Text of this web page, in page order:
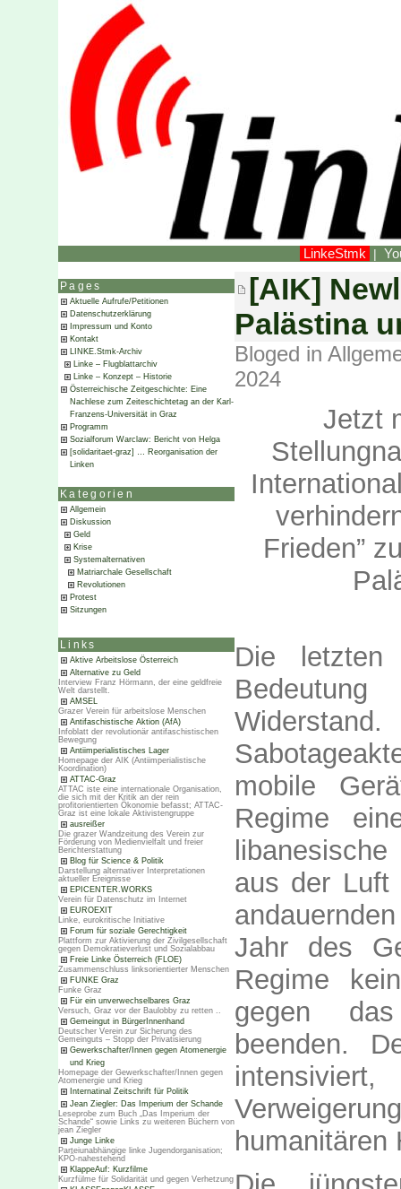
LinkeStmk |
Pages
Aktuelle Aufrufe/Petitionen
Datenschutzerklärung
Impressum und Konto
Kontakt
LINKE.Stmk-Archiv
Linke – Flugblattarchiv
Linke – Konzept – Historie
Österreichische Zeitgeschichte: Eine
Nachlese zum Zeiteschichtetag an der Karl-
Franzens-Universität in Graz
Programm
Sozialforum Warclaw: Bericht von Helga
[solidaritaet-graz] … Reorganisation der
Linken
Kategorien
Allgemein
Diskussion
Geld
Krise
Systemalternativen
Matriarchale Gesellschaft
Revolutionen
Protest
Sitzungen
Links
Aktive Arbeitslose Österreich
Alternative zu Geld
Interview Franz Hörmann, der eine geldfreie
Welt darstellt.
AMSEL
Grazer Verein für arbeitslose Menschen
Antifaschistische Aktion (AfA)
Infoblatt der revolutionär antifaschistischen
Bewegung
Antiimperialistisches Lager
Homepage der AIK (Antiimperialistische
Koordination)
ATTAC-Graz
ATTAC iste eine internationale Organisation,
die sich mit der Kritik an der rein
profitorientierten Ökonomie befasst; ATTAC-
Graz ist eine lokale Aktivistengruppe
ausreißer
Die grazer Wandzeitung des Verein zur
Förderung von Medienvielfalt und freier
Berichterstattung
Blog für Science & Politik
Darstellung alternativer Interpretationen
aktueller Ereignisse
EPICENTER.WORKS
Verein für Datenschutz im Internet
EUROEXIT
Linke, eurokritische Initiative
Forum für soziale Gerechtigkeit
Plattform zur Aktivierung der Zivilgesellschaft
gegen Demokratieverlust und Sozialabbau
Freie Linke Österreich (FLOE)
Zusammenschluss linksorientierter Menschen
FUNKE Graz
Funke Graz
Für ein unverwechselbares Graz
Versuch, Graz vor der Baulobby zu retten ..
Gemeingut in BürgerInnenhand
Deutscher Verein zur Sicherung des
Gemeinguts – Stopp der Privatisierung
Gewerkschafter/Innen gegen Atomenergie
und Krieg
Homepage der Gewerkschafter/Innen gegen
Atomenergie und Krieg
Internatinal Zeitschrift für Politik
Jean Ziegler: Das Imperium der Schande
Leseprobe zum Buch „Das Imperium der
Schande“ sowie Links zu weiteren Büchern von
jean Ziegler
Junge Linke
Parteiunabhängige linke Jugendorganisation;
KPÖ-nahestehend
KlappeAuf: Kurzfilme
Kurzfülme für Solidarität und gegen Verhetzung
[AIK]
Palästina
Bloged in
2024
Jetzt
Frieden”
Die letzten
Bedeutung
mobile
Regime
aus der Luft
Jahr des
Regime
gegen
beenden.
humanitären